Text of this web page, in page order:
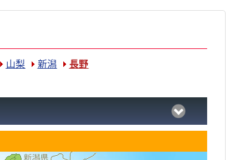
山梨 新潟
長野